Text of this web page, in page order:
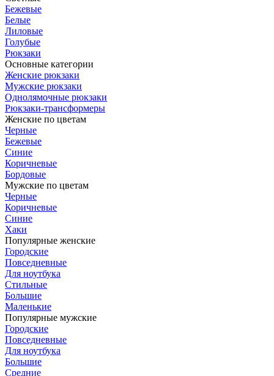
Бежевые
Белые
Лиловые
Голубые
Рюкзаки
Основные категории
Женские рюкзаки
Мужские рюкзаки
Однолямочные рюкзаки
Рюкзаки-трансформеры
Женские по цветам
Черные
Бежевые
Синие
Коричневые
Бордовые
Мужские по цветам
Черные
Коричневые
Синие
Хаки
Популярные женские
Городские
Повседневные
Для ноутбука
Стильные
Большие
Маленькие
Популярные мужские
Городские
Повседневные
Для ноутбука
Большие
Средние